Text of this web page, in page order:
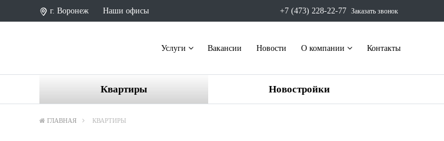
г. Воронеж Наши офисы +7 (473) 228-22-77 Заказать звонок
Услуги Вакансии Новости О компании Контакты
Квартиры Новостройки
ГЛАВНАЯ КВАРТИРЫ